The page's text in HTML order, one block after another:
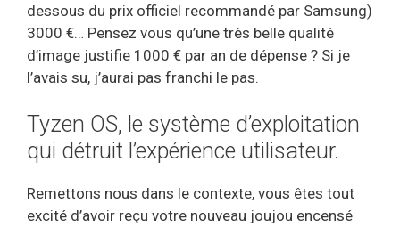
dessous du prix officiel recommandé par Samsung)
3000 €… Pensez vous qu’une très belle qualité
d’image justifie 1000 € par an de dépense ? Si je
l’avais su, j’aurai pas franchi le pas.
Tyzen OS, le système d’exploitation
qui détruit l’expérience utilisateur.
Remettons nous dans le contexte, vous êtes tout
excité d’avoir reçu votre nouveau joujou encensé